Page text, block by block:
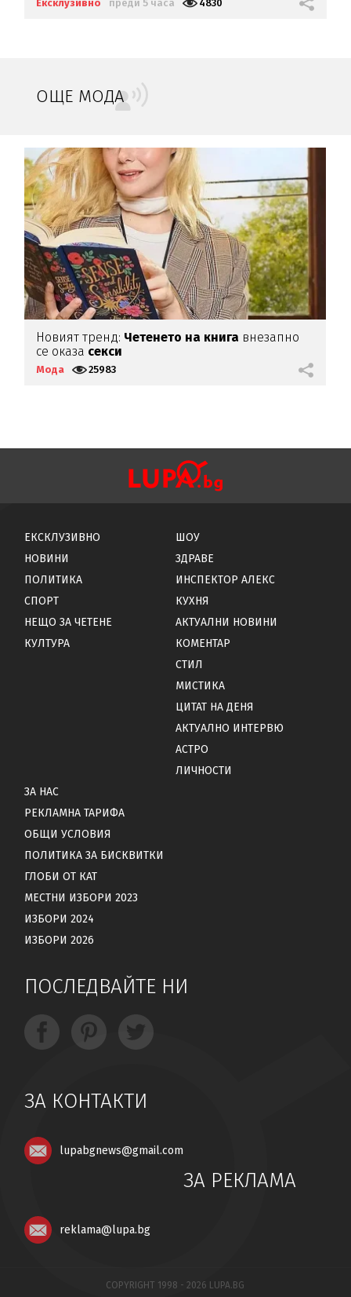
Ексклузивно преди 5 часа 4830
ОЩЕ МОДА
Новият тренд: Четенето на книга внезапно
се оказа секси
Мода 25983
ЕКСКЛУЗИВНО
НОВИНИ
ПОЛИТИКА
СПОРТ
НЕЩО ЗА ЧЕТЕНЕ
КУЛТУРА
ШОУ
ЗДРАВЕ
ИНСПЕКТОР АЛЕКС
КУХНЯ
АКТУАЛНИ НОВИНИ
КОМЕНТАР
СТИЛ
МИСТИКА
ЦИТАТ НА ДЕНЯ
АКТУАЛНО ИНТЕРВЮ
АСТРО
ЛИЧНОСТИ
ЗА НАС
РЕКЛАМНА ТАРИФА
ОБЩИ УСЛОВИЯ
ПОЛИТИКА ЗА БИСКВИТКИ
ГЛОБИ ОТ КАТ
МЕСТНИ ИЗБОРИ 2023
ИЗБОРИ 2024
ИЗБОРИ 2026
ПОСЛЕДВАЙТЕ НИ
ЗА КОНТАКТИ
lupabgnews@gmail.com
ЗА РЕКЛАМА
reklama@lupa.bg
COPYRIGHT 1998 - 2026 LUPA.BG